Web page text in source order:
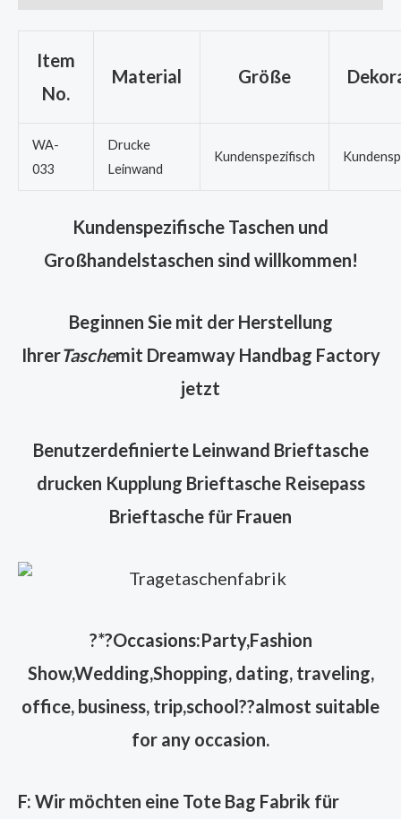
Item
No.
Material Größe
WA-
033
Drucke
Leinwand
Kundenspezifisch
Kundenspezifische Taschen und
Großhandelstaschen sind willkommen!
Beginnen Sie mit der Herstellung
IhrerTaschemit Dreamway Handbag Factory
jetzt
Benutzerdefinierte Leinwand Brieftasche
drucken Kupplung Brieftasche Reisepass
Brieftasche für Frauen
?*?Occasions:Party,Fashion
Show,Wedding,Shopping, dating, traveling,
office, business, trip,school??almost suitable
for any occasion.
F: Wir möchten eine Tote Bag Fabrik für